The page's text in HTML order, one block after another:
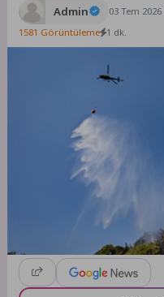
Admin 03 Tem 2026
1581 Görüntüleme 1 dk.